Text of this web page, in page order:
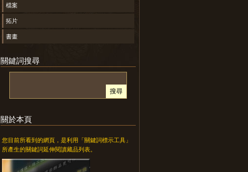
檔案
拓片
書畫
關鍵詞搜尋
關於本頁
您目前所看到的網頁，是利用「關鍵詞標示工具」
所產生的關鍵詞延伸閱讀藏品列表。